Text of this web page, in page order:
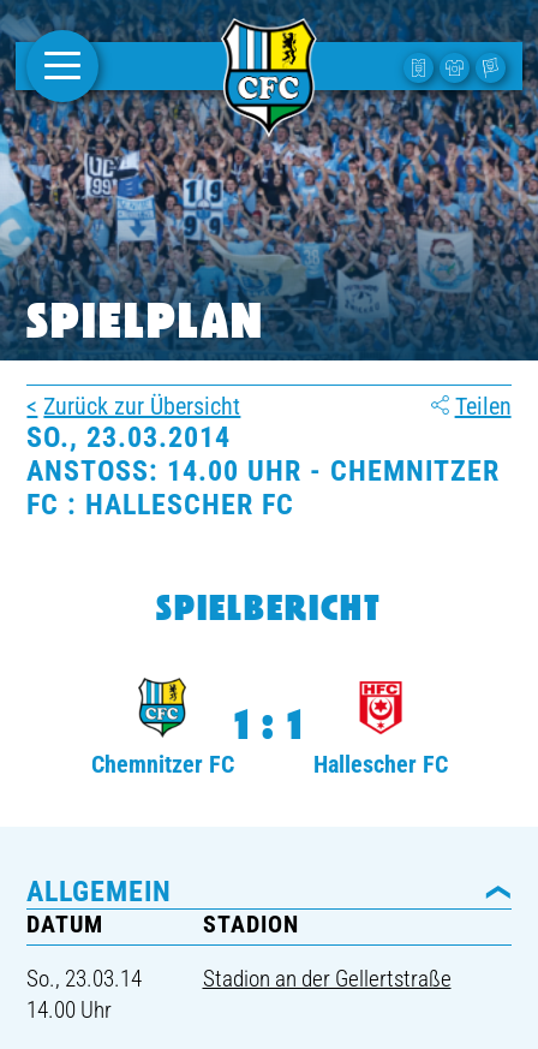
AKTUELLES
1. MANNSCHAFT
FRAUEN
CAMPUS
CLUB
CLUBMITGLIEDSCHAFT
BUSINESS
SÜDKURVE
SPIELPLAN
Zurück zur Übersicht Teilen
SO., 23.03.2014
ANSTOSS: 14.00 UHR - CHEMNITZER F
C : HALLESCHER FC
SPIELBERICHT
Chemnitzer FC
1:1
Hallescher FC
ALLGEMEIN
DATUM
So., 23.03.14
14.00 Uhr
STADION
Stadion an der Gellertstraße